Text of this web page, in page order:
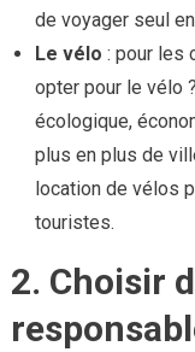
de voyager seul
Le vélo : pour les
opter pour le vélo
écologique,
plus en plus de
location de vélos
touristes.
2. Choisir